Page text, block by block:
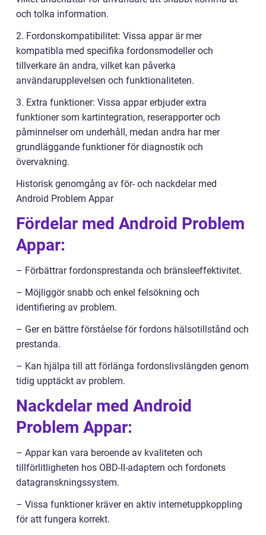
och tolka information.
2. Fordonskompatibilitet: Vissa appar är mer
kompatibla med specifika fordonsmodeller och
tillverkare än andra, vilket kan påverka
användarupplevelsen och funktionaliteten.
3. Extra funktioner: Vissa appar erbjuder extra
funktioner som kartintegration, reserapporter och
påminnelser om underhåll, medan andra har mer
grundläggande funktioner för diagnostik och
övervakning.
Historisk genomgång av för- och nackdelar med
Android Problem Appar
Fördelar med Android Problem
Appar:
– Förbättrar fordonsprestanda och bränsleeffektivitet.
– Möjliggör snabb och enkel felsökning och
identifiering av problem.
– Ger en bättre förståelse för fordons hälsotillstånd och
prestanda.
– Kan hjälpa till att förlänga fordonslivslängden genom
tidig upptäckt av problem.
Nackdelar med Android
Problem Appar:
– Appar kan vara beroende av kvaliteten och
tillförlitligheten hos OBD-II-adaptern och fordonets
datagranskningssystem.
– Vissa funktioner kräver en aktiv internetuppkoppling
för att fungera korrekt.